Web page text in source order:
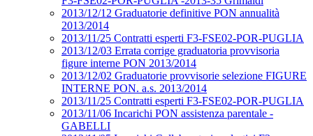
2013/12/12 Graduatorie definitive PON annualità
2013/2014
2013/11/25 Contratti esperti F3-FSE02-POR-PUGLIA
2013/12/03 Errata corrige graduatoria provvisoria
figure interne PON 2013/2014
2013/12/02 Graduatorie provvisorie selezione FIGURE
INTERNE PON. a.s. 2013/2014
2013/11/25 Contratti esperti F3-FSE02-POR-PUGLIA
2013/11/06 Incarichi PON assistenza parentale -
GABELLI